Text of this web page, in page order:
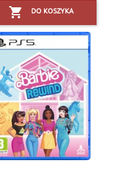
 DO KOSZYKA